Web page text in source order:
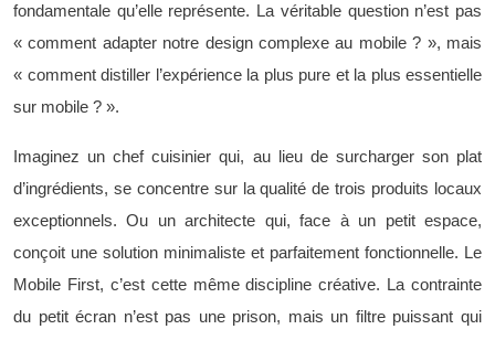
fondamentale qu’elle représente. La véritable question n’est pas
« comment adapter notre design complexe au mobile ? », mais
« comment distiller l’expérience la plus pure et la plus essentielle
sur mobile ? ».
Imaginez un chef cuisinier qui, au lieu de surcharger son plat
d’ingrédients, se concentre sur la qualité de trois produits locaux
exceptionnels. Ou un architecte qui, face à un petit espace,
conçoit une solution minimaliste et parfaitement fonctionnelle. Le
Mobile First, c’est cette même discipline créative. La contrainte
du petit écran n’est pas une prison, mais un filtre puissant qui